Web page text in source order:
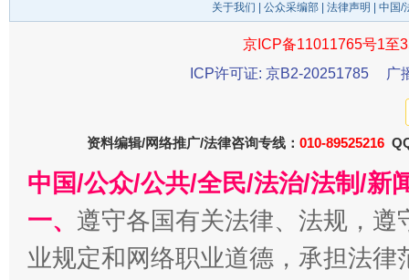
全民健身五年计划来了！等你上场
关于我们 公众采编部 法律声明 | 中国
京ICP备11011765号1至
ICP许可证: 京B2-20251785
广
资料编辑/网络推广/法律咨询专线： 010-89525216
中国/公众/公共/全民/法治/法制/新
一、 遵守各国有关法律、法规，
业规定和网络职业道德，承担法